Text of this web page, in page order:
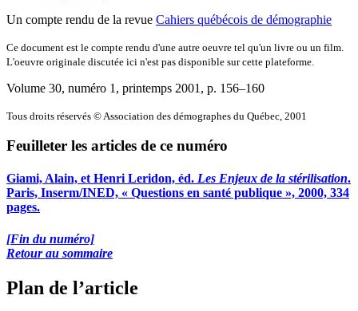
Un compte rendu de la revue Cahiers québécois de démographie
Ce document est le compte rendu d'une autre oeuvre tel qu'un livre ou un film.
L'oeuvre originale discutée ici n'est pas disponible sur cette plateforme.
Volume 30, numéro 1, printemps 2001 , p. 156–160
Tous droits réservés © Association des démographes du Québec, 2001
Feuilleter les articles de ce numéro
Giami, Alain, et Henri Leridon, éd. Les Enjeux de la stérilisation.
Paris, Inserm/INED, « Questions en santé publique », 2000, 334
pages.
[Fin du numéro]
Retour au sommaire
Plan de l’article